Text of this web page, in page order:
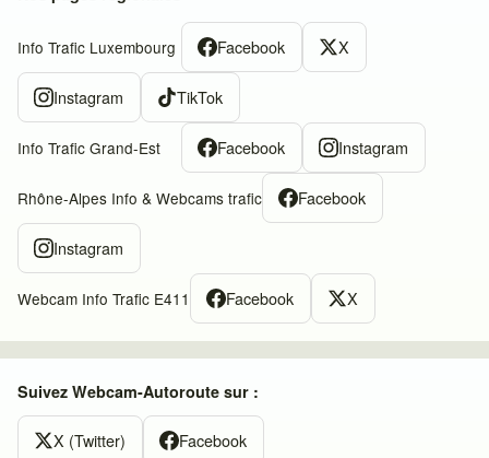
Info Trafic Luxembourg Facebook X
Instagram TikTok
Info Trafic Grand-Est Facebook Instagram
Rhône-Alpes Info & Webcams trafic Facebook
Instagram
Webcam Info Trafic E411 Facebook X
Suivez Webcam-Autoroute sur :
X (Twitter) Facebook